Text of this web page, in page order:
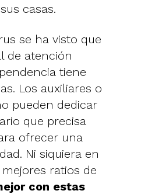
casas.
se ha visto que
de atención
tiene
Los auxiliares o
pueden dedicar
que precisa
ofrecer una
Ni siquiera en
ratios de
con estas